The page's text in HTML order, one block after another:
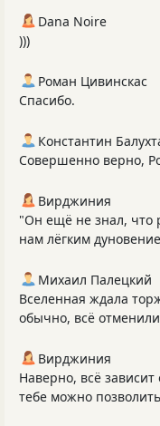
Dana Noire
)))
Роман Цивинскас
Спасибо.
Константин
Совершенно верно,
Вирджиния
"Он ещё не знал, что
нам лёгким
Михаил Палецкий
Вселенная ждала
обычно, всё
Вирджиния
Наверно, всё
тебе можно